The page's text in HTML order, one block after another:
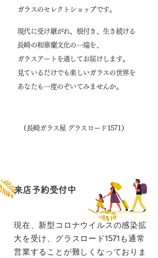
ガラスのセレクトショップです。
現代に受け継がれ、根付き、生き続ける
長崎の和華蘭文化の一端を、
ガラス アートを通してお届けします。
見ているだけでも楽しいガラスの世界を
あなたも一度のぞいてみませんか。
(長崎ガラス屋 グラスロード1571)
来店予約受付中
現在、新型コロナウイルスの感染拡
大を受け、グラスロード1571 も通常
営業することが難しくなっておりま